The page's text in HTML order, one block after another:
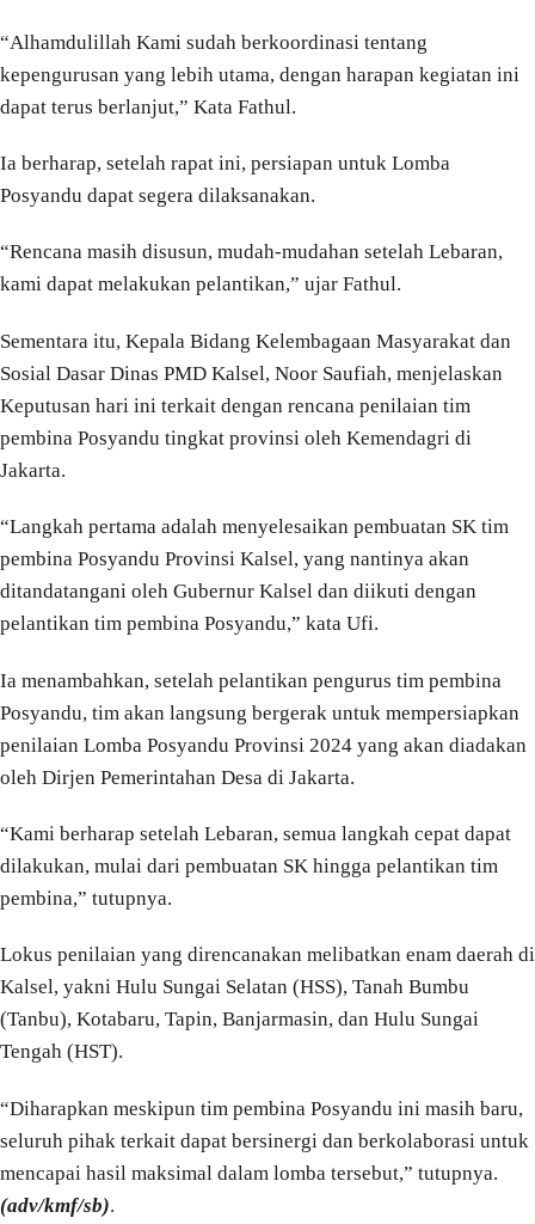
“Alhamdulillah Kami sudah berkoordinasi tentang
kepengurusan yang lebih utama, dengan harapan kegiatan ini
dapat terus berlanjut,” Kata Fathul.
Ia berharap, setelah rapat ini, persiapan untuk Lomba
Posyandu dapat segera dilaksanakan.
“Rencana masih disusun, mudah-mudahan setelah Lebaran,
kami dapat melakukan pelantikan,” ujar Fathul.
Sementara itu, Kepala Bidang Kelembagaan Masyarakat dan
Sosial Dasar Dinas PMD Kalsel, Noor Saufiah, menjelaskan
Keputusan hari ini terkait dengan rencana penilaian tim
pembina Posyandu tingkat provinsi oleh Kemendagri di
Jakarta.
“Langkah pertama adalah menyelesaikan pembuatan SK tim
pembina Posyandu Provinsi Kalsel, yang nantinya akan
ditandatangani oleh Gubernur Kalsel dan diikuti dengan
pelantikan tim pembina Posyandu,” kata Ufi.
Ia menambahkan, setelah pelantikan pengurus tim pembina
Posyandu, tim akan langsung bergerak untuk mempersiapkan
penilaian Lomba Posyandu Provinsi 2024 yang akan diadakan
oleh Dirjen Pemerintahan Desa di Jakarta.
“Kami berharap setelah Lebaran, semua langkah cepat dapat
dilakukan, mulai dari pembuatan SK hingga pelantikan tim
pembina,” tutupnya.
Lokus penilaian yang direncanakan melibatkan enam daerah di
Kalsel, yakni Hulu Sungai Selatan (HSS), Tanah Bumbu
(Tanbu), Kotabaru, Tapin, Banjarmasin, dan Hulu Sungai
Tengah (HST).
“Diharapkan meskipun tim pembina Posyandu ini masih baru,
seluruh pihak terkait dapat bersinergi dan berkolaborasi untuk
mencapai hasil maksimal dalam lomba tersebut,” tutupnya.
(adv/kmf/sb).